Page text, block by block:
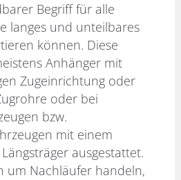
Begriff für alle
langes und unteilbares
können. Diese
Anhänger mit
Zugeinrichtung oder
oder bei
bzw.
mit einem
ausgestattet.
um Nachläufer handeln,